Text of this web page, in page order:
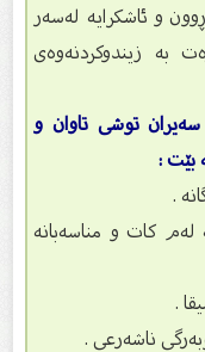
و ئاشكرایە لەسەر
بە زیندوكردنەوەی
توشی تاوان و
:
كات و مناسەبانە